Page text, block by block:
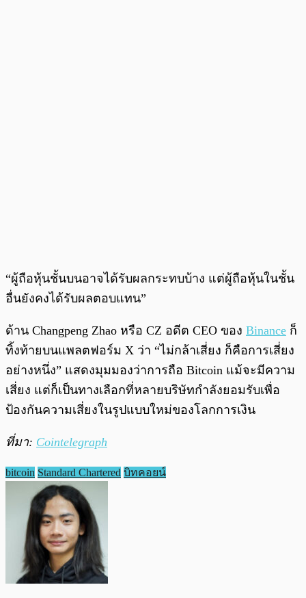
“ผู้ถือหุ้นชั้นบนอาจได้รับผลกระทบบ้าง แต่ผู้ถือหุ้นในชั้น
อื่นยังคงได้รับผลตอบแทน”
ด้าน Changpeng Zhao หรือ CZ อดีต CEO ของ Binance ก็
ทิ้งท้ายบนแพลตฟอร์ม X ว่า “ไม่กล้าเสี่ยง ก็คือการเสี่ยง
อย่างหนึ่ง” แสดงมุมมองว่าการถือ Bitcoin แม้จะมีความ
เสี่ยง แต่ก็เป็นทางเลือกที่หลายบริษัทกำลังยอมรับเพื่อ
ป้องกันความเสี่ยงในรูปแบบใหม่ของโลกการเงิน
ที่มา: Cointelegraph
bitcoin Standard Chartered บิทคอยน์